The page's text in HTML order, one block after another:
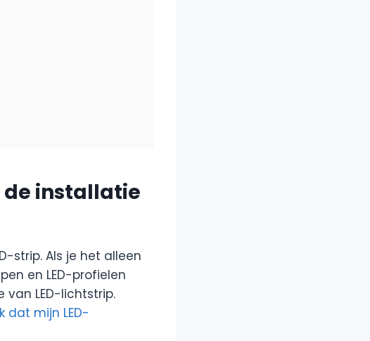
installatie
strip. Als je het alleen
en LED-profielen
LED-lichtstrip.
dat mijn LED-